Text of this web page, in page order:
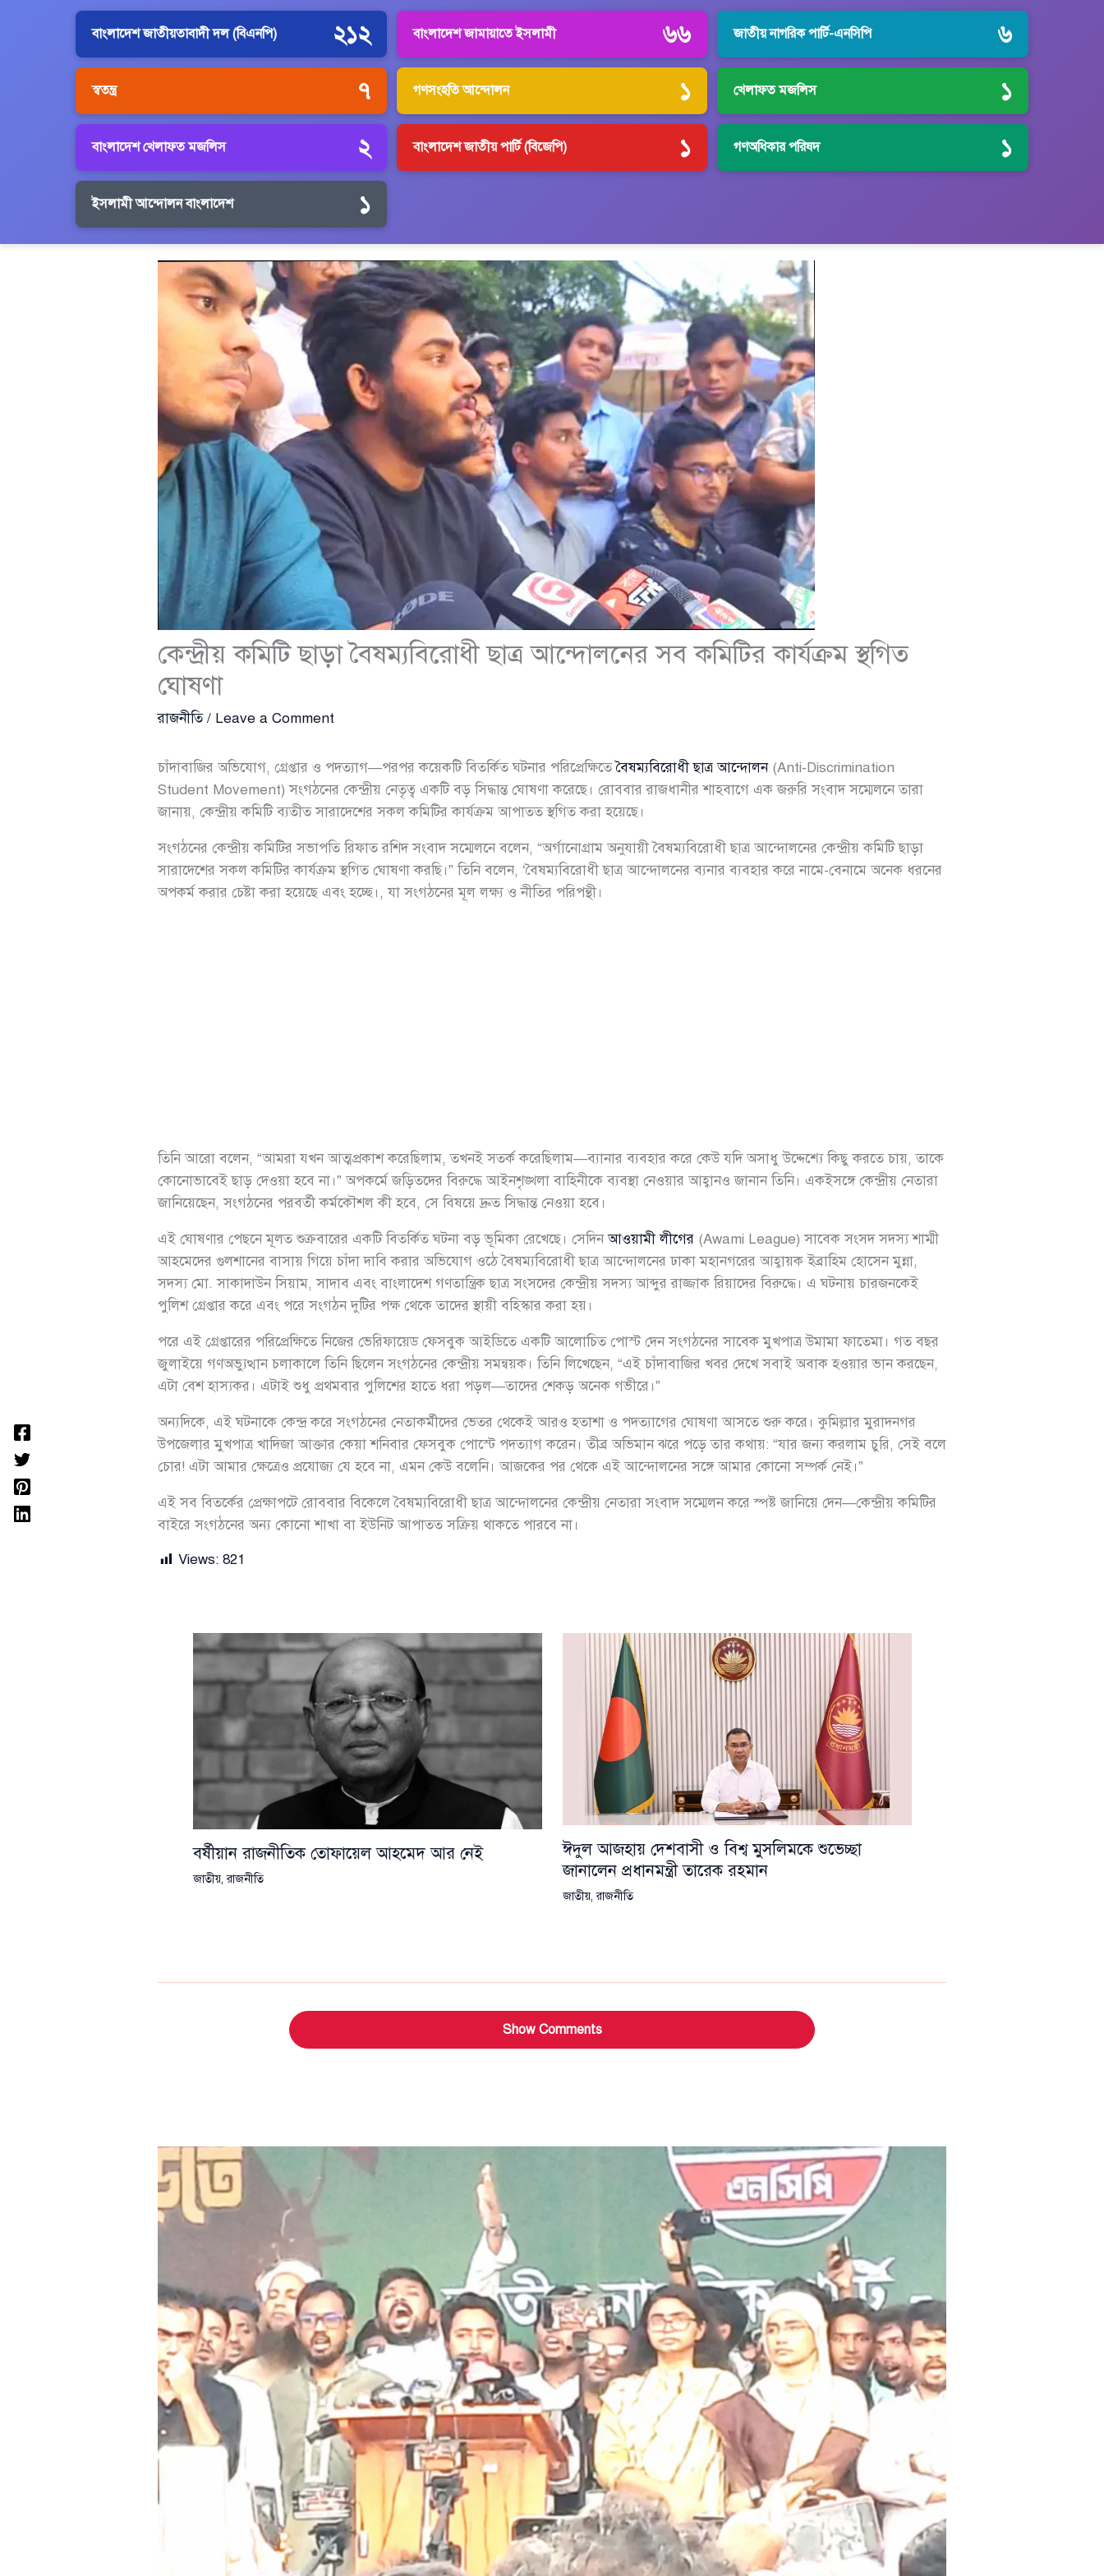
বাংলাদেশ জাতীয়তাবাদী দল (বিএনপি) ২১২ বাংলাদেশ জামায়াতে ইসলামী ৬৬ জাতীয় নাগরিক পার্টি-এনসিপি ৬
স্বতন্ত্র ৭ গণসংহতি আন্দোলন ১ খেলাফত মজলিস ১
বাংলাদেশ খেলাফত মজলিস ২ বাংলাদেশ জাতীয় পার্টি (বিজেপি) ১ গণঅধিকার পরিষদ ১
ইসলামী আন্দোলন বাংলাদেশ ১
কেন্দ্রীয় কমিটি ছাড়া বৈষম্যবিরোধী ছাত্র আন্দোলনের সব কমিটির কার্যক্রম স্থগিত
ঘোষণা
রাজনীতি/ Leave a Comment
চাঁদাবাজির অভিযোগ, গ্রেপ্তার ও পদত্যাগ—পরপর কয়েকটি বিতর্কিত ঘটনার পরিপ্রেক্ষিতেবৈষম্যবিরোধী ছাত্র আন্দোলন(Anti-Discrimination
Student Movement) সংগঠনের কেন্দ্রীয় নেতৃত্ব একটি বড় সিদ্ধান্ত ঘোষণা করেছে। রোববার রাজধানীর শাহবাগে এক জরুরি সংবাদ সম্মেলনে তারা
জানায়, কেন্দ্রীয় কমিটি ব্যতীত সারাদেশের সকল কমিটির কার্যক্রম আপাতত স্থগিত করা হয়েছে।
সংগঠনের কেন্দ্রীয় কমিটির সভাপতি রিফাত রশিদ সংবাদ সম্মেলনে বলেন, “অর্গানোগ্রাম অনুযায়ী বৈষম্যবিরোধী ছাত্র আন্দোলনের কেন্দ্রীয় কমিটি ছাড়া
সারাদেশের সকল কমিটির কার্যক্রম স্থগিত ঘোষণা করছি।” তিনি বলেন, ‘বৈষম্যবিরোধী ছাত্র আন্দোলনের ব্যনার ব্যবহার করে নামে-বেনামে অনেক ধরনের
অপকর্ম করার চেষ্টা করা হয়েছে এবং হচ্ছে।, যা সংগঠনের মূল লক্ষ্য ও নীতির পরিপন্থী।
তিনি আরো বলেন, “আমরা যখন আত্মপ্রকাশ করেছিলাম, তখনই সতর্ক করেছিলাম—ব্যানার ব্যবহার করে কেউ যদি অসাধু উদ্দেশ্যে কিছু করতে চায়, তাকে
কোনোভাবেই ছাড় দেওয়া হবে না।” অপকর্মে জড়িতদের বিরুদ্ধে আইনশৃঙ্খলা বাহিনীকে ব্যবস্থা নেওয়ার আহ্বানও জানান তিনি। একইসঙ্গে কেন্দ্রীয় নেতারা
জানিয়েছেন, সংগঠনের পরবর্তী কর্মকৌশল কী হবে, সে বিষয়ে দ্রুত সিদ্ধান্ত নেওয়া হবে।
এই ঘোষণার পেছনে মূলত শুক্রবারের একটি বিতর্কিত ঘটনা বড় ভূমিকা রেখেছে। সেদিনআওয়ামী লীগের (Awami League) সাবেক সংসদ সদস্য শাম্মী
আহমেদের গুলশানের বাসায় গিয়ে চাঁদা দাবি করার অভিযোগ ওঠে বৈষম্যবিরোধী ছাত্র আন্দোলনের ঢাকা মহানগরের আহ্বায়ক ইব্রাহিম হোসেন মুন্না,
সদস্য মো. সাকাদাউন সিয়াম, সাদাব এবং বাংলাদেশ গণতান্ত্রিক ছাত্র সংসদের কেন্দ্রীয় সদস্য আব্দুর রাজ্জাক রিয়াদের বিরুদ্ধে। এ ঘটনায় চারজনকেই
পুলিশ গ্রেপ্তার করে এবং পরে সংগঠন দুটির পক্ষ থেকে তাদের স্থায়ী বহিস্কার করা হয়।
পরে এই গ্রেপ্তারের পরিপ্রেক্ষিতে নিজের ভেরিফায়েড ফেসবুক আইডিতে একটি আলোচিত পোস্ট দেন সংগঠনের সাবেক মুখপাত্র উমামা ফাতেমা। গত বছর
জুলাইয়ে গণঅভ্যুত্থান চলাকালে তিনি ছিলেন সংগঠনের কেন্দ্রীয় সমন্বয়ক। তিনি লিখেছেন, “এই চাঁদাবাজির খবর দেখে সবাই অবাক হওয়ার ভান করছেন,
এটা বেশ হাস্যকর। এটাই শুধু প্রথমবার পুলিশের হাতে ধরা পড়ল—তাদের শেকড় অনেক গভীরে।”
অন্যদিকে, এই ঘটনাকে কেন্দ্র করে সংগঠনের নেতাকর্মীদের ভেতর থেকেই আরও হতাশা ও পদত্যাগের ঘোষণা আসতে শুরু করে। কুমিল্লার মুরাদনগর
উপজেলার মুখপাত্র খাদিজা আক্তার কেয়া শনিবার ফেসবুক পোস্টে পদত্যাগ করেন। তীব্র অভিমান ঝরে পড়ে তার কথায়: “যার জন্য করলাম চুরি, সেই বলে
চোর! এটা আমার ক্ষেত্রেও প্রযোজ্য যে হবে না, এমন কেউ বলেনি। আজকের পর থেকে এই আন্দোলনের সঙ্গে আমার কোনো সম্পর্ক নেই।”
এই সব বিতর্কের প্রেক্ষাপটে রোববার বিকেলে বৈষম্যবিরোধী ছাত্র আন্দোলনের কেন্দ্রীয় নেতারা সংবাদ সম্মেলন করে স্পষ্ট জানিয়ে দেন—কেন্দ্রীয় কমিটির
বাইরে সংগঠনের অন্য কোনো শাখা বা ইউনিট আপাতত সক্রিয় থাকতে পারবে না।
Views: 821
বর্ষীয়ান রাজনীতিক তোফায়েল আহমেদ আর নেই
জাতীয়,রাজনীতি
ঈদুল আজহায় দেশবাসী ও বিশ্ব মুসলিমকে শুভেচ্ছা
জানালেন প্রধানমন্ত্রী তারেক রহমান
জাতীয়,রাজনীতি
Show Comments